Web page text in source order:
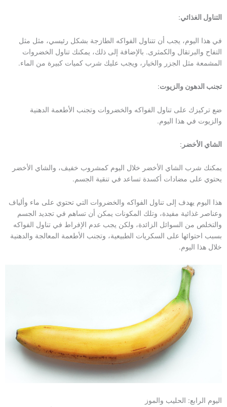
التناول الغذائي:
في هذا اليوم، يجب أن تتناول الفواكه الطازجة بشكل رئيسي، مثل مثل
التفاح والبرتقال والكمثرى. بالإضافة إلى ذلك، يمكنك تناول الخضروات
المشمعة مثل الجزر والخيار، ويجب عليك شرب كميات كبيرة من الماء.
تجنب الدهون والزيوت:
ضع تركيزك على تناول الفواكه والخضروات وتجنب الأطعمة الدهنية
والزيوت في هذا اليوم.
الشاي الأخضر :
يمكنك شرب الشاي الأخضر خلال اليوم كمشروب خفيف، والشاي الأخضر
يحتوي على مضادات أكسدة تساعد في تنقية الجسم.
هذا اليوم يهدف إلى تناول الفواكه والخضروات التي تحتوي على ماء وألياف
وعناصر غذائية مفيدة، وتلك المكونات يمكن أن تساهم في تجديد الجسم
والتخلص من السوائل الزائدة، ولكن يجب عدم الإفراط في تناول الفواكه
بسبب احتوائها على السكريات الطبيعية، وتجنب الأطعمة المعالجة والدهنية
خلال هذا اليوم.
اليوم الرابع: الحليب والموز